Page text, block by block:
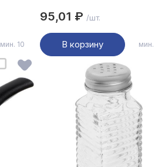
мин. 10
95,01 ₽ /шт.
В корзину мин.